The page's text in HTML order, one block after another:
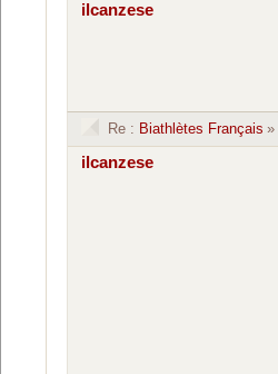
ilcanzese
Re : Biathlètes Français »
ilcanzese